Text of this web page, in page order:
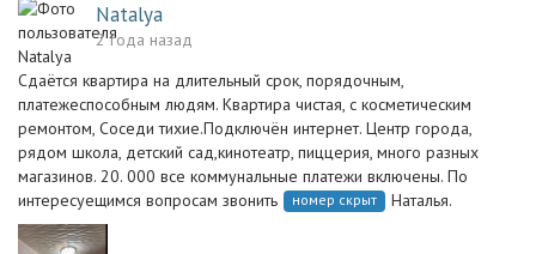
Natalya
2 года назад
Сдаётся квартира на длительный срок, порядочным,
платежеспособным людям. Квартира чистая, с косметическим
ремонтом, Соседи тихие.Подключён интернет. Центр города,
рядом школа, детский сад,кинотеатр, пиццерия, много разных
магазинов. 20. 000 все коммунальные платежи включены. По
интересуещимся вопросам звонить
номер скрыт Наталья.